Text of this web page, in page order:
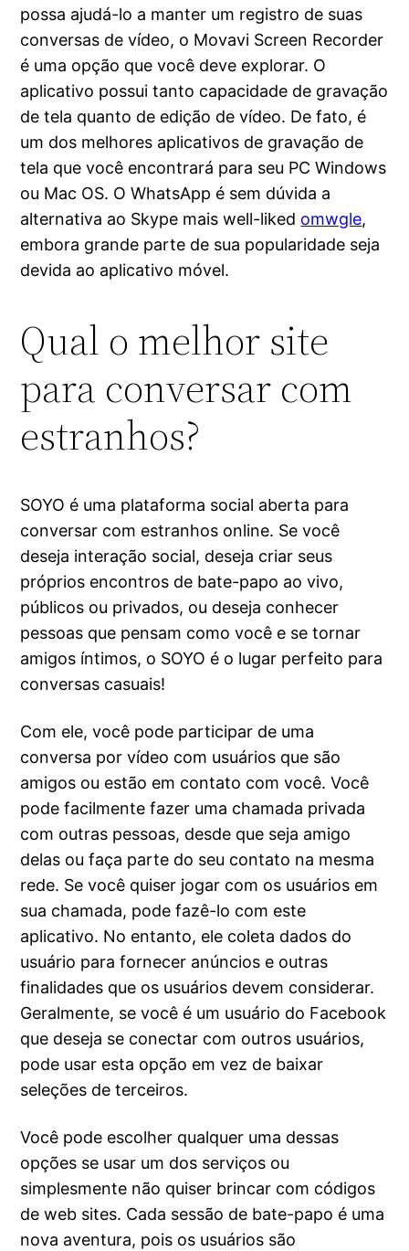
possa ajudá-lo a manter um registro de suas
conversas de vídeo, o Movavi Screen Recorder
é uma opção que você deve explorar. O
aplicativo possui tanto capacidade de gravação
de tela quanto de edição de vídeo. De fato, é
um dos melhores aplicativos de gravação de
tela que você encontrará para seu PC Windows
ou Mac OS. O WhatsApp é sem dúvida a
alternativa ao Skype mais well-liked omwgle,
embora grande parte de sua popularidade seja
devida ao aplicativo móvel.
Qual o melhor site
para conversar com
estranhos?
SOYO é uma plataforma social aberta para
conversar com estranhos online. Se você
deseja interação social, deseja criar seus
próprios encontros de bate-papo ao vivo,
públicos ou privados, ou deseja conhecer
pessoas que pensam como você e se tornar
amigos íntimos, o SOYO é o lugar perfeito para
conversas casuais!
Com ele, você pode participar de uma
conversa por vídeo com usuários que são
amigos ou estão em contato com você. Você
pode facilmente fazer uma chamada privada
com outras pessoas, desde que seja amigo
delas ou faça parte do seu contato na mesma
rede. Se você quiser jogar com os usuários em
sua chamada, pode fazê-lo com este
aplicativo. No entanto, ele coleta dados do
usuário para fornecer anúncios e outras
finalidades que os usuários devem considerar.
Geralmente, se você é um usuário do Facebook
que deseja se conectar com outros usuários,
pode usar esta opção em vez de baixar
seleções de terceiros.
Você pode escolher qualquer uma dessas
opções se usar um dos serviços ou
simplesmente não quiser brincar com códigos
de web sites. Cada sessão de bate-papo é uma
nova aventura, pois os usuários são